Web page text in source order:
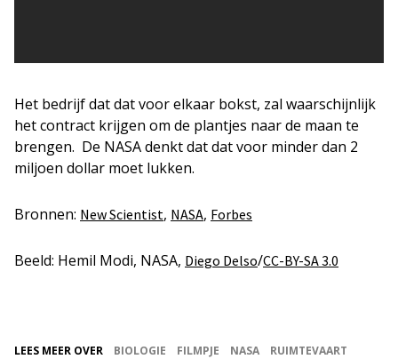
Het bedrijf dat dat voor elkaar bokst, zal waarschijnlijk
het contract krijgen om de plantjes naar de maan te
brengen. De NASA denkt dat dat voor minder dan 2
miljoen dollar moet lukken.
Bronnen: New Scientist, NASA, Forbes
Beeld: Hemil Modi, NASA, Diego Delso/CC-BY-SA 3.0
LEES MEER OVER BIOLOGIE FILMPJE NASA RUIMTEVAART